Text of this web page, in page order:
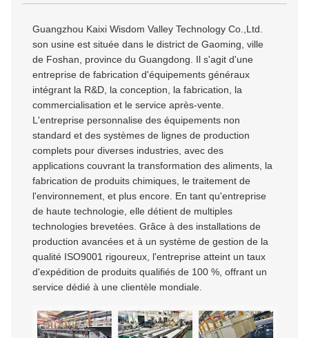
Guangzhou Kaixi Wisdom Valley Technology Co.,Ltd.
son usine est située dans le district de Gaoming, ville
de Foshan, province du Guangdong. Il s'agit d'une
entreprise de fabrication d'équipements généraux
intégrant la R&D, la conception, la fabrication, la
commercialisation et le service après-vente.
L'entreprise personnalise des équipements non
standard et des systèmes de lignes de production
complets pour diverses industries, avec des
applications couvrant la transformation des aliments, la
fabrication de produits chimiques, le traitement de
l'environnement, et plus encore. En tant qu'entreprise
de haute technologie, elle détient de multiples
technologies brevetées. Grâce à des installations de
production avancées et à un système de gestion de la
qualité ISO9001 rigoureux, l'entreprise atteint un taux
d'expédition de produits qualifiés de 100 %, offrant un
service dédié à une clientèle mondiale.